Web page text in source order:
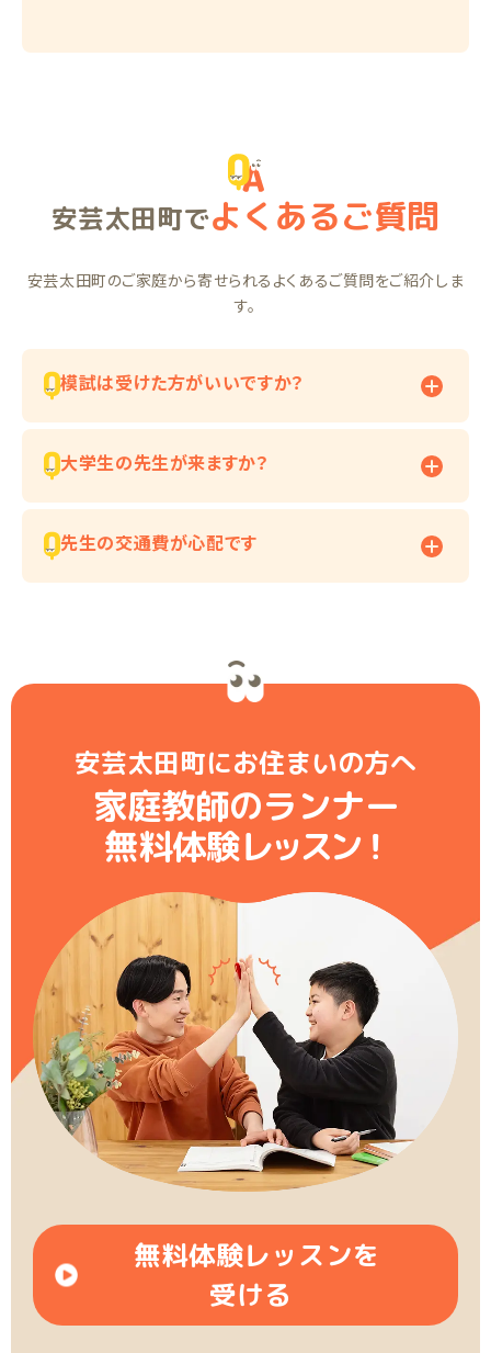
安芸太田町でよくあるご質問
安芸太田町のご家庭から寄せられるよくあるご質問をご紹介しま
す。
模試は受けた方がいいですか？
大学生の先生が来ますか？
先生の交通費が心配です
安芸太田町にお住まいの方へ
家庭教師のランナー
無料体験レッスン！
無料体験レッスンを
受ける